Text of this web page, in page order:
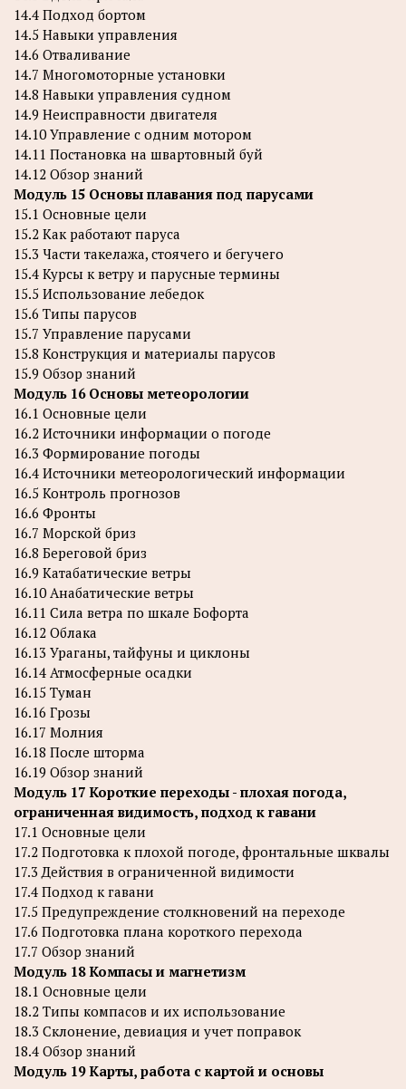
14.4 Подход бортом
14.5 Навыки управления
14.6 Отваливание
14.7 Многомоторные установки
14.8 Навыки управления судном
14.9 Неисправности двигателя
14.10 Управление с одним мотором
14.11 Постановка на швартовный буй
14.12 Обзор знаний
Модуль 15 Основы плавания под парусами
15.1 Основные цели
15.2 Как работают паруса
15.3 Части такелажа, стоячего и бегучего
15.4 Курсы к ветру и парусные термины
15.5 Использование лебедок
15.6 Типы парусов
15.7 Управление парусами
15.8 Конструкция и материалы парусов
15.9 Обзор знаний
Модуль 16 Основы метеорологии
16.1 Основные цели
16.2 Источники информации о погоде
16.3 Формирование погоды
16.4 Источники метеорологический информации
16.5 Контроль прогнозов
16.6 Фронты
16.7 Морской бриз
16.8 Береговой бриз
16.9 Катабатические ветры
16.10 Анабатические ветры
16.11 Сила ветра по шкале Бофорта
16.12 Облака
16.13 Ураганы, тайфуны и циклоны
16.14 Атмосферные осадки
16.15 Туман
16.16 Грозы
16.17 Молния
16.18 После шторма
16.19 Обзор знаний
Модуль 17 Короткие переходы - плохая погода,
ограниченная видимость, подход к гавани
17.1 Основные цели
17.2 Подготовка к плохой погоде, фронтальные шквалы
17.3 Действия в ограниченной видимости
17.4 Подход к гавани
17.5 Предупреждение столкновений на переходе
17.6 Подготовка плана короткого перехода
17.7 Обзор знаний
Модуль 18 Компасы и магнетизм
18.1 Основные цели
18.2 Типы компасов и их использование
18.3 Склонение, девиация и учет поправок
18.4 Обзор знаний
Модуль 19 Карты, работа с картой и основы